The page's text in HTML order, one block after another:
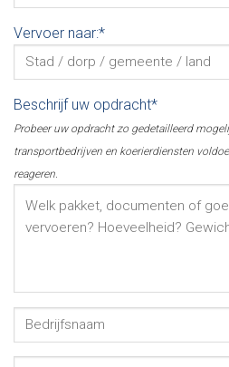
Vervoer naar:*
Beschrijf uw opdracht*
Probeer uw opdracht zo gedetailleerd
transportbedrijven en koerierdiensten
reageren.